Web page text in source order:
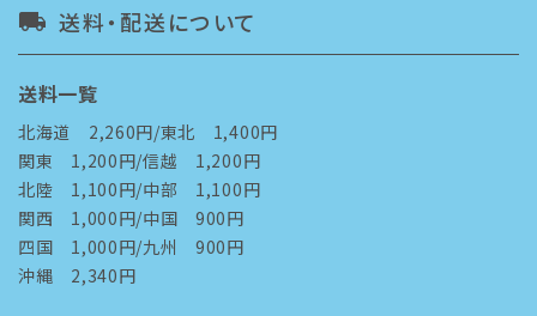
local_shipping 送料・配送について
送料一覧
北海道 2,260円/東北 1,400円
関東 1,200円/信越 1,200円
北陸 1,100円/中部 1,100円
関西 1,000円/中国 900円
四国 1,000円/九州 900円
沖縄 2,340円